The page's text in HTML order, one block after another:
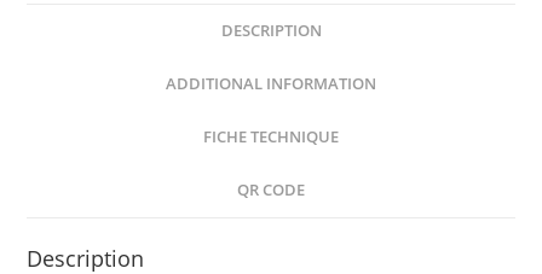
DESCRIPTION
ADDITIONAL INFORMATION
FICHE TECHNIQUE
QR CODE
Description